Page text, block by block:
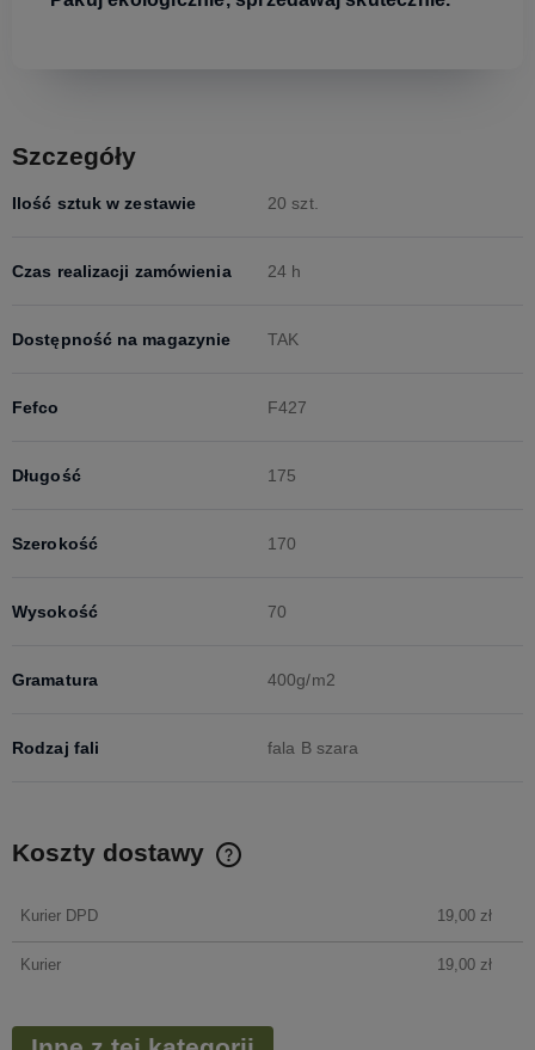
Szczegóły
Ilość sztuk w zestawie 20 szt.
Czas realizacji zamówienia 24 h
Dostępność na magazynie TAK
Fefco F427
Długość 175
Szerokość 170
Wysokość 70
Gramatura 400g/m2
Rodzaj fali fala B szara
Koszty dostawy
Kurier DPD 19,00 zł
Kurier 19,00 zł